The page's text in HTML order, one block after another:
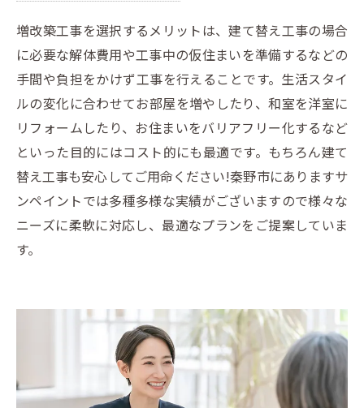
増改築工事を選択するメリットは、建て替え工事の場合
に必要な解体費用や工事中の仮住まいを準備するなどの
手間や負担をかけず工事を行えることです。生活スタイ
ルの変化に合わせてお部屋を増やしたり、和室を洋室に
リフォームしたり、お住まいをバリアフリー化するなど
といった目的にはコスト的にも最適です。もちろん建て
替え工事も安心してご用命ください!秦野市にありますサ
ンペイントでは多種多様な実績がございますので様々な
ニーズに柔軟に対応し、最適なプランをご提案していま
す。